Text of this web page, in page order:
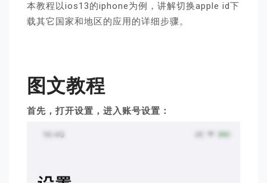
本教程以ios13的iphone为例，讲解切换apple id下
载其它国家和地区的应用的详细步骤。
图文教程
首先，打开设置，进入账号设置：